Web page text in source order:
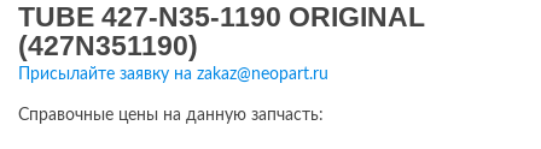
TUBE 427-N35-1190 ORIGINAL
(427N351190)
Присылайте заявку на zakaz@neopart.ru
Справочные цены на данную запчасть: